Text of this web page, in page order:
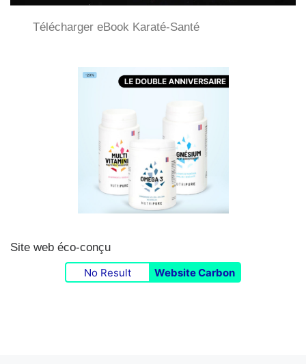
Télécharger eBook Karaté-Santé
Site web éco-conçu
No Result Website Carbon